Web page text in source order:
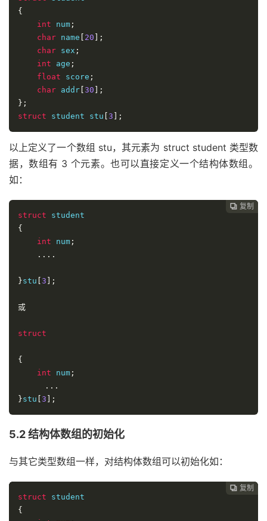
{
int num ;
char name 20 ];
char sex ;
int age ;
float score ;
char addr 30 ];
};
struct student stu 3 ];
以上定义了一个数组 stu，其元素为 struct student 类型数
据，数组有 3 个元素。也可以直接定义一个结构体数组。
如：
 复制
struct
{
int num ;
....
}stu 3 ];
或
struct
{
int num ;
...
}stu 3 ];
5.2 结构体数组的初始化
与其它类型数组一样，对结构体数组可以初始化如：
 复制
struct
{